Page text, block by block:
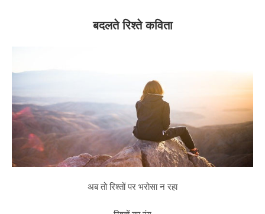
बदलते रिश्ते कविता
अब तो रिश्तों पर भरोसा न रहा